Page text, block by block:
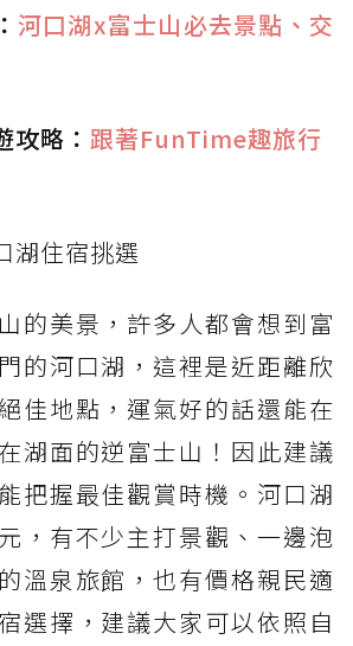
河口湖x富士山必去景點、交
攻略： 跟著FunTime趣旅行
湖住宿挑選
的美景，許多人都會想到富
的河口湖，這裡是近距離欣
佳地點，運氣好的話還能在
湖面的逆富士山！因此建議
把握最佳觀賞時機。河口湖
，有不少主打景觀、一邊泡
溫泉旅館，也有價格親民適
選擇，建議大家可以依照自